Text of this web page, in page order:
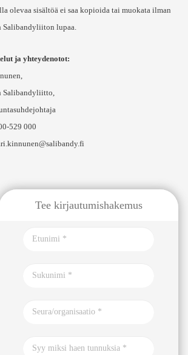
olevaa sisältöä ei saa kopioida tai muokata ilman
Salibandyliiton lupaa.
ja yhteydenotot:
Salibandyliitto,
529 000
Tee kirjautumishakemus